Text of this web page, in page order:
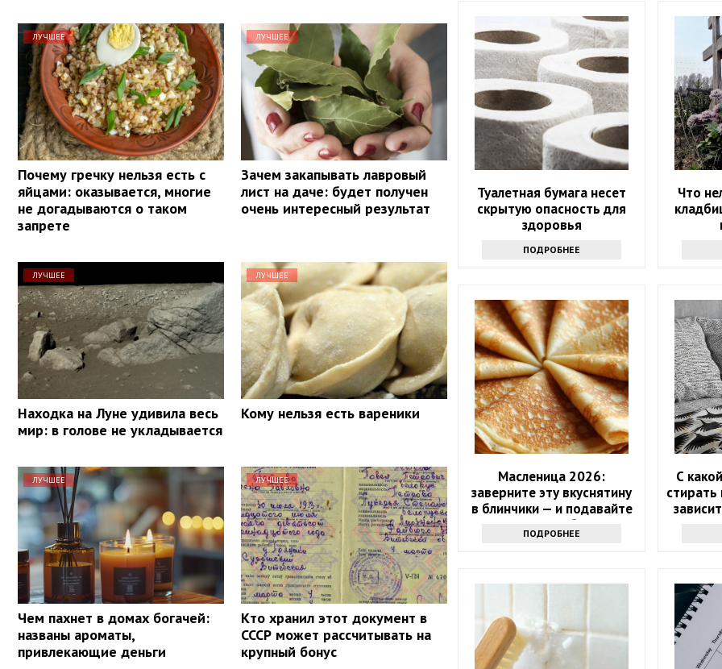
ЛУЧШЕЕ
Почему гречку нельзя есть с
яйцами: оказывается, многие
не догадываются о таком
запрете
ЛУЧШЕЕ
Зачем закапывать лавровый
лист на даче: будет получен
очень интересный результат
ЛУЧШЕЕ
Находка на Луне удивила весь
мир: в голове не укладывается
ЛУЧШЕЕ
Кому нельзя есть вареники
ЛУЧШЕЕ
Чем пахнет в домах богачей:
названы ароматы,
привлекающие деньги
ЛУЧШЕЕ
Кто хранил этот документ в
СССР может рассчитывать на
крупный бонус
Туалетная бумага несет
скрытую опасность для
здоровья
ПОДРОБНЕЕ
Что
Масленица 2026:
заверните эту вкуснятину
в блинчики — и подавайте
как главное блюдо
ПОДРОБНЕЕ
С
стирать